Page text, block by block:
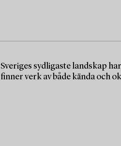
Sveriges sydligaste landskap
finner verk av både kända och